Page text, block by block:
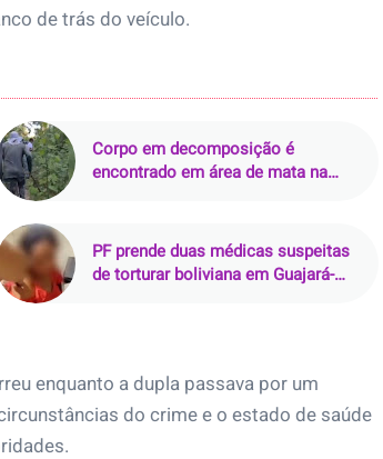
de trás do veículo.
Corpo em decomposição é
encontrado em área de mata na
PF prende duas médicas suspeitas
de torturar boliviana em Guajará-
enquanto a dupla passava por um
do crime e o estado de saúde